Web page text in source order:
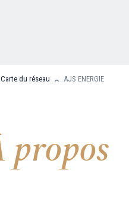
Carte du réseau AJS ENERGIE
propos